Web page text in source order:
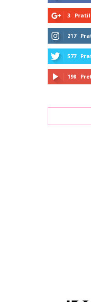
3
217
577
198